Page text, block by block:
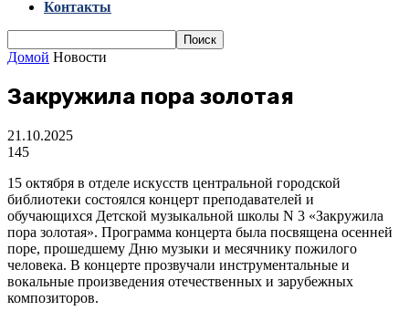
Контакты
Домой Новости
Закружила пора золотая
21.10.2025
145
15 октября в отделе искусств центральной городской
библиотеки состоялся концерт преподавателей и
обучающихся Детской музыкальной школы N 3 «Закружила
пора золотая». Программа концерта была посвящена осенней
поре, прошедшему Дню музыки и месячнику пожилого
человека. В концерте прозвучали инструментальные и
вокальные произведения отечественных и зарубежных
композиторов.